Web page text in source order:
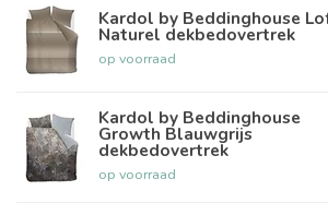
Kardol by Beddinghouse
Naturel dekbedovertrek
op voorraad
Kardol by Beddinghouse
Growth Blauwgrijs
dekbedovertrek
op voorraad